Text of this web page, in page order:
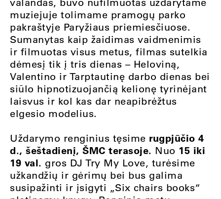
muziejuje tolimame pramogų parko
pakraštyje Paryžiaus priemiesčiuose.
Sumanytas kaip žaidimas vaidmenimis
ir filmuotas visus metus, filmas sutelkia
dėmesį tik į tris dienas – Heloviną,
Valentino ir Tarptautinę darbo dienas bei
siūlo hipnotizuojančią kelionę tyrinėjant
laisvus ir kol kas dar neapibrėžtus
elgesio modelius.
Uždarymo renginius tęsime rugpjūčio 4
d., šeštadienį, ŠMC terasoje. Nuo 15 iki
19 val. gros DJ Try My Love, turėsime
užkandžių ir gėrimų bei bus galima
susipažinti ir įsigyti „Six chairs books“